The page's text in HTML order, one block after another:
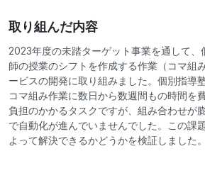
取り組んだ内容
2023年度の未踏ターゲット事業を通して、
師の授業のシフトを作成する作業（コマ組
ービスの開発に取り組みました。個別指導
コマ組み作業に数日から数週間もの時間を
負担のかかるタスクですが、組み合わせが
で自動化が進んでいませんでした。この課
よって解決できるかどうかを検証しました。